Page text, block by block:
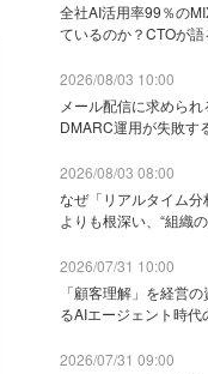
全社AI活用率99％の
ているのか？CTOが
2026/08/03 10:00
メール配信に求めら
DMARC運用が失敗す
2026/08/03 08:00
なぜ「リアルタイム
よりも根深い、“組織
2026/07/31 10:00
「顧客理解」を経営
るAIエージェント時
2026/07/31 09:00